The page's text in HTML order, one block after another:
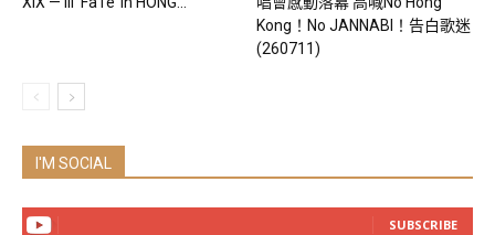
Kong！No JANNABI！告白歌迷
(260711)
I'M SOCIAL
SUBSCRIBE